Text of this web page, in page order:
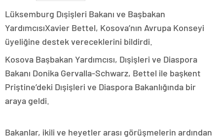
Lüksemburg Dışişleri Bakanı ve Başbakan
YardımcısıXavier Bettel, Kosova’nın Avrupa Konseyi
üyeliğine destek vereceklerini bildirdi.
Kosova Başbakan Yardımcısı, Dışişleri ve Diaspora
Bakanı Donika Gervalla-Schwarz, Bettel ile başkent
Priştine’deki Dışişleri ve Diaspora Bakanlığında bir
araya geldi.
Bakanlar, ikili ve heyetler arası görüşmelerin ardından